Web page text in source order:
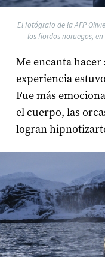
El fotógrafo de la AFP
los fiordos noruegos, en
Me encanta
experiencia
Fue más
el cuerpo, las
logran